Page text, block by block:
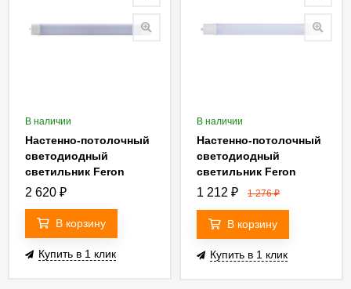
В наличии
Настенно-потолочный
светодиодный
светильник Feron
AL5095 32603
2 620 ₽
В корзину
Купить в 1 клик
В наличии
Настенно-потолочный
светодиодный
светильник Feron
AL5090 32598
1 212 ₽ 1 276₽
В корзину
Купить в 1 клик